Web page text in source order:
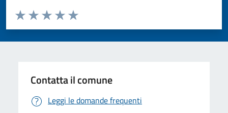
Valuta da 1 a 5 stelle la pagina
Valuta 5 stelle su 5
Valuta 4 stelle su 5
Valuta 3 stelle su 5
Valuta 2 stelle su 5
Valuta 1 stelle su 5
Contatta il comune
Leggi le domande frequenti